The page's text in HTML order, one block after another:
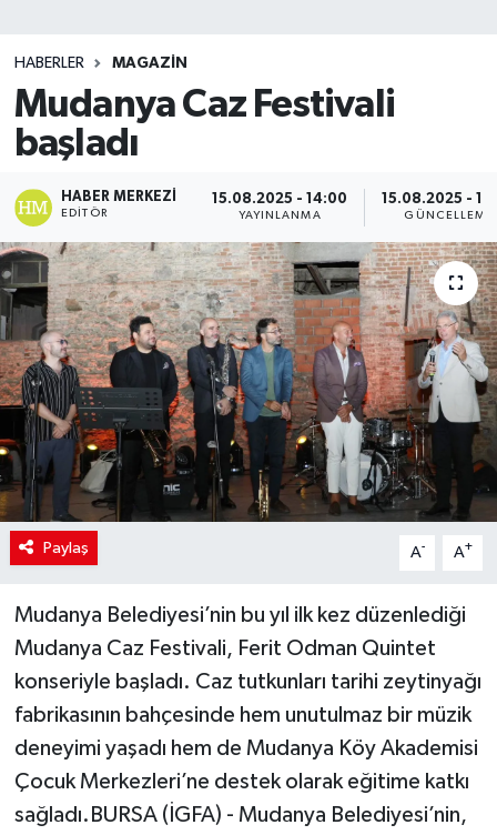
HABERLER MAGAZİN
Mudanya Caz Festivali
başladı
HABER MERKEZI
EDITÖR
15.08.2025 - 14:00
YAYINLANMA
15.08.2025 -
GÜNCELLEME
Paylaş A- A+
Mudanya Belediyesi’nin bu yıl ilk kez düzenlediği
Mudanya Caz Festivali, Ferit Odman Quintet
konseriyle başladı. Caz tutkunları tarihi zeytinyağı
fabrikasının bahçesinde hem unutulmaz bir müzik
deneyimi yaşadı hem de Mudanya Köy Akademisi
Çocuk Merkezleri’ne destek olarak eğitime katkı
sağladı.BURSA (İGFA) - Mudanya Belediyesi’nin,
Teknoloji
TRABZON
TRABZONSPOR
Yaşam